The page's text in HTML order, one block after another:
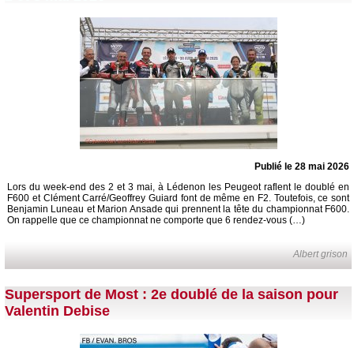
Publié le 28 mai 2026
Lors du week-end des 2 et 3 mai, à Lédenon les Peugeot raflent le doublé en
F600 et Clément Carré/Geoffrey Guiard font de même en F2. Toutefois, ce sont
Benjamin Luneau et Marion Ansade qui prennent la tête du championnat F600.
On rappelle que ce championnat ne comporte que 6 rendez-vous (…)
Albert grison
Supersport de Most : 2e doublé de la saison pour
Valentin Debise